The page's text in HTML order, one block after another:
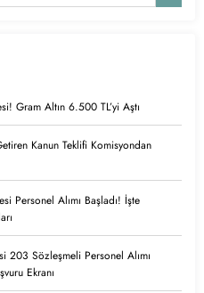
Gram Altın 6.500 TL’yi Aştı
Kanun Teklifi Komisyondan
Personel Alımı Başladı! İşte
203 Sözleşmeli Personel Alımı
Ekranı